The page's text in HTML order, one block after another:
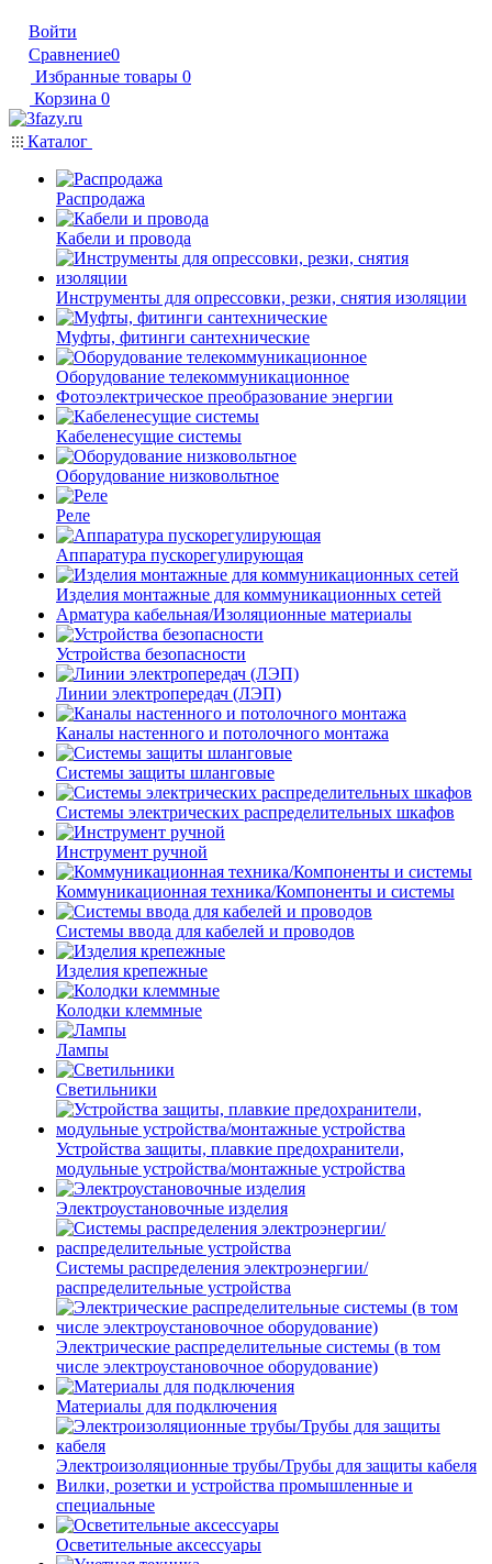
Войти
Сравнение0
Избранные товары 0
Корзина 0
Каталог
Распродажа
Кабели и провода
Инструменты для опрессовки, резки, снятия изоляции
Муфты, фитинги сантехнические
Оборудование телекоммуникационное
Фотоэлектрическое преобразование энергии
Кабеленесущие системы
Оборудование низковольтное
Реле
Аппаратура пускорегулирующая
Изделия монтажные для коммуникационных сетей
Арматура кабельная/Изоляционные материалы
Устройства безопасности
Линии электропередач (ЛЭП)
Каналы настенного и потолочного монтажа
Системы защиты шланговые
Системы электрических распределительных шкафов
Инструмент ручной
Коммуникационная техника/Компоненты и системы
Системы ввода для кабелей и проводов
Изделия крепежные
Колодки клеммные
Лампы
Светильники
Устройства защиты, плавкие предохранители,
модульные устройства/монтажные устройства
Электроустановочные изделия
Системы распределения электроэнергии/
распределительные устройства
Электрические распределительные системы (в том
числе электроустановочное оборудование)
Материалы для подключения
Электроизоляционные трубы/Трубы для защиты кабеля
Вилки, розетки и устройства промышленные и
специальные
Осветительные аксессуары